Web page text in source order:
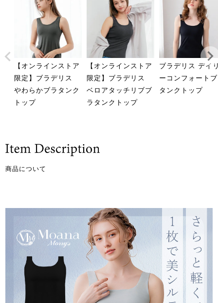
【オンラインストア
限定】ブラデリス
やわらかブラタンク
トップ
【オンラインストア
限定】ブラデリス
ベロアタッチリブブ
ラタンクトップ
ブラデリス デイ
ーコンフォート
タンクトップ
商品について